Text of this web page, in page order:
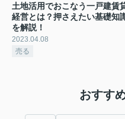
土地活用でおこなう一戸建賃
経営とは？押さえたい基礎知
を解説！
2023.04.08
売る
おすす